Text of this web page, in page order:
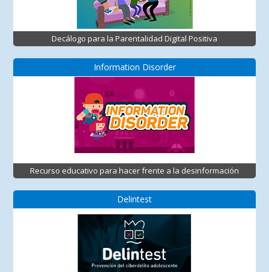
Decálogo para la Parentalidad Digital Positiva
Information Disorder
Recurso educativo para hacer frente a la desinformación
Delintest